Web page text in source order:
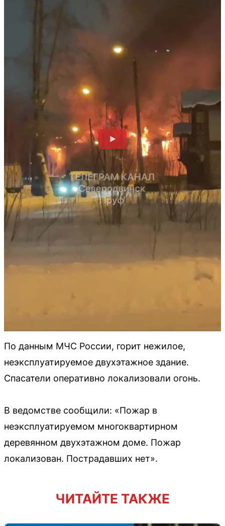
По данным МЧС России, горит нежилое,
неэксплуатируемое двухэтажное здание.
Спасатели оперативно локализовали огонь.
В ведомстве сообщили: «Пожар в
неэксплуатируемом многоквартирном
деревянном двухэтажном доме. Пожар
локализован. Пострадавших нет».
ЧИТАЙТЕ ТАКЖЕ